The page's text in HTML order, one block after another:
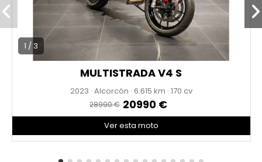
1 / 3
MULTISTRADA V4 S
2023 · Alcorcón · 6.615 · 170 cv
28990 € 20990 €
Ver esta moto